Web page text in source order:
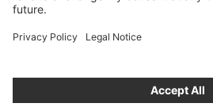
U koopt momenteel als zakelijke klant. In